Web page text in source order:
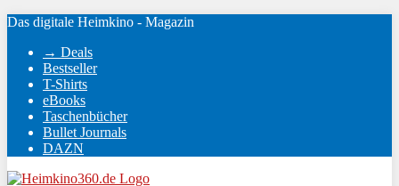
Skip
main
content
Das digitale Heimkino - Magazin
→ Deals
Bestseller
T-Shirts
eBooks
Taschenbücher
Bullet Journals
DAZN